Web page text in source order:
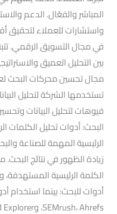
المباشر والفعّال. الدعم
واستشارات للعملاء لتحقيق
في مجال التسويق الرقمي.
بين التحليل العميق
مجال تحسين محركات البحث
تستخدمها الشركة لتحليل
فيوهات لتحليل البيانات
البحث: أدوات تحليل الكلمات
الرئيسية المهمة للصناعة
زيادة الظهور في نتائج
الكلمة الرئيسية